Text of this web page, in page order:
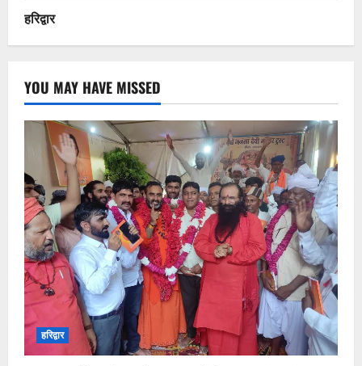
हरिद्वार
YOU MAY HAVE MISSED
हरिद्वार